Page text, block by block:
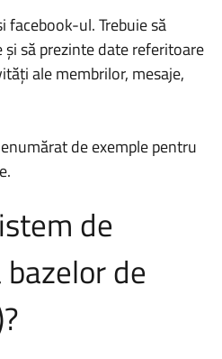
facebook-ul. Trebuie să
să prezinte date referitoare
ale membrilor, mesaje,
de exemple pentru
de
de